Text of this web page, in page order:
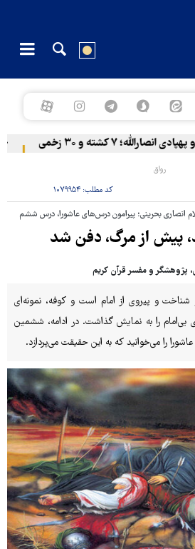
۷ کشته و ۳۰ زخمی
رواق
کد مطلب: ۱۰۷۹۹۵۴
انصاری بحرینی؛ پیرامون درس‌های عاشورا، درس ششم
پیش از مرگ، دفن شد
پژوهشگر و مفسر قرآن کریم
و پیروی از امام است و کوفه، نمونه‌ای
بی‌امام را به نمایش گذاشت. در ادامه، ششمین
را می‌خوانید که به این حقیقت می‌پردازد.